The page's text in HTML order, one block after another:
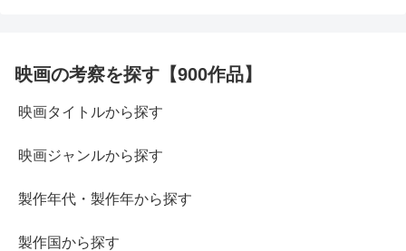
映画の考察を探す【900作品】
映画タイトルから探す
映画ジャンルから探す
製作年代・製作年から探す
製作国から探す